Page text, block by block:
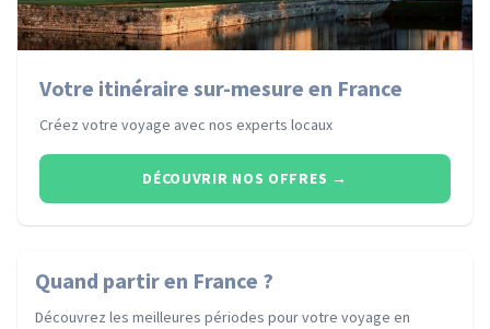
Votre itinéraire sur-mesure en France
Créez votre voyage avec nos experts locaux
DÉCOUVRIR NOS OFFRES →
Quand partiren France ?
Découvrez les meilleures périodes pour votre voyage en